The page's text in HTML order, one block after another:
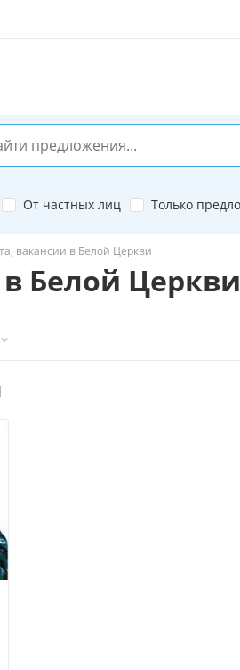
От частных лиц Только
вакансии в Белой Церкви
Белой Церкви